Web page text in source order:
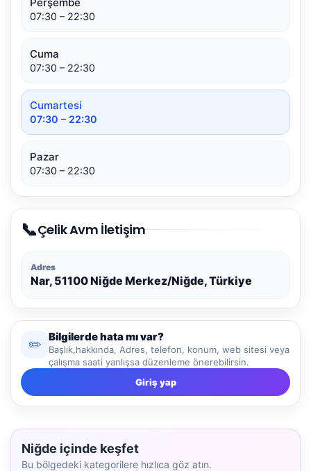
07:30 – 22:30
Cuma
07:30 – 22:30
Cumartesi
07:30 – 22:30
Pazar
07:30 – 22:30
📞Çelik Avm İletişim
Adres
Nar, 51100 Niğde Merkez/Niğde, Türkiye
✏️
Bilgilerde hata mı var?
Başlık,hakkında, Adres, telefon, konum, web sitesi veya
çalışma saati yanlışsa düzenleme önerebilirsin.
Giriş yap
Niğde içinde keşfet
Bu bölgedeki kategorilere hızlıca göz atın.